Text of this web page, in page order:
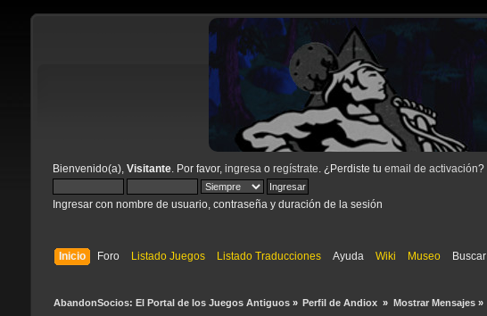
Bienvenido(a), Visitante. Por favor, ingresa o regístrate . ¿Perdiste tu email de activación?
Ingresar con nombre de usuario, contraseña y duración de la sesión
Inicio Foro Listado Juegos Listado Traducciones Ayuda Wiki Museo Buscar
AbandonSocios: El Portal de los Juegos Antiguos» Perfil de Andiox » Mostrar Mensajes»